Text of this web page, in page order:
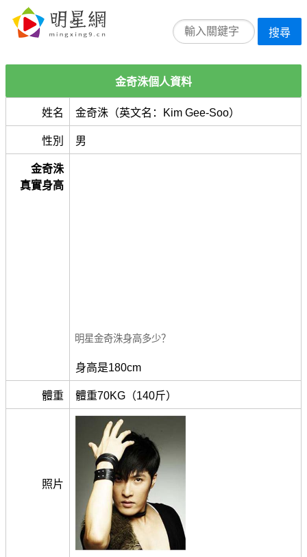
搜尋
金奇洙個人資料
姓名 金奇洙（英文名：Kim Gee-Soo）
性別 男
金奇洙
真實身高
明星金奇洙身高多少？
身高是180cm
體重 體重70KG（140斤）
照片